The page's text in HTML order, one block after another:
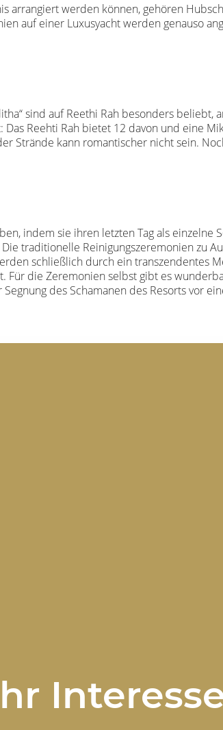
arrangiert werden können, gehören
auf einer Luxusyacht werden genauso
sind auf Reethi Rah besonders
Reehti Rah bietet 12 davon und eine
Strände kann romantischer nicht sein.
indem sie ihren letzten Tag als einzelne
traditionelle Reinigungszeremonien zu
schließlich durch ein transzendentes
die Zeremonien selbst gibt es
des Schamanen des Resorts vor